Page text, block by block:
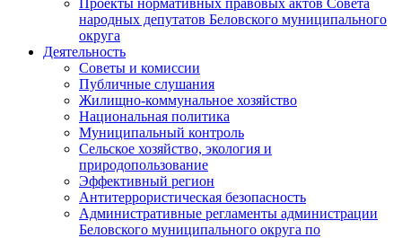
Проекты нормативных правовых актов Совета
народных депутатов Беловского муниципального
округа
Деятельность
Советы и комиссии
Публичные слушания
Жилищно-коммунальное хозяйство
Национальная политика
Муниципальный контроль
Сельское хозяйство, экология и
природопользование
Эффективный регион
Антитеррористическая безопасность
Административные регламенты администрации
Беловского муниципального округа по